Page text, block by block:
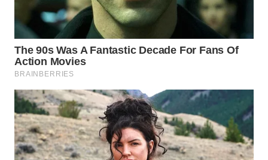
LAWAS
WN
SUMEDANG
CIANJUR
WN
KEPULAUAN
SERIBU